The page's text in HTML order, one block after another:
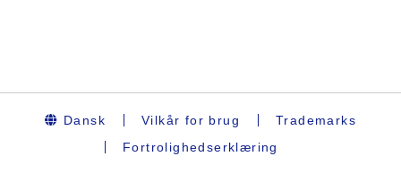
Dansk Vilkår for brug
Trademarks
Fortrolighedserklæring